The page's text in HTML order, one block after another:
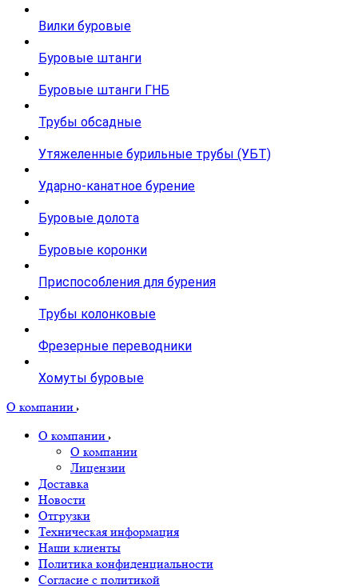
Вилки буровые
Буровые штанги
Буровые штанги ГНБ
Трубы обсадные
Утяжеленные бурильные трубы (УБТ)
Ударно-канатное бурение
Буровые долота
Буровые коронки
Приспособления для бурения
Трубы колонковые
Фрезерные переводники
Хомуты буровые
О компании
О компании
О компании
Лицензии
Доставка
Новости
Отгрузки
Техническая информация
Наши клиенты
Политика конфиденциальности
Согласие с политикой